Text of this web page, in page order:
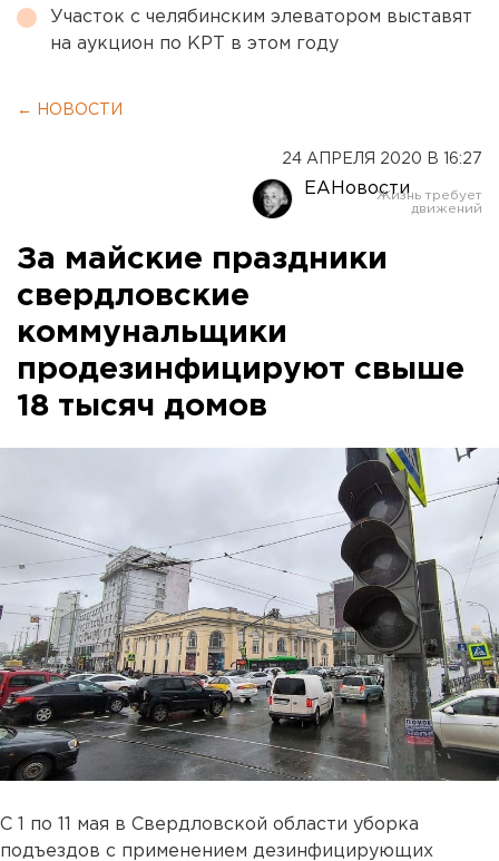
Участок с челябинским элеватором выставят
на аукцион по КРТ в этом году
← НОВОСТИ
24 АПРЕЛЯ 2020 В 16:27
ЕАНовости
За майские праздники
свердловские
коммунальщики
продезинфицируют свыше
18 тысяч домов
С 1 по 11 мая в Свердловской области уборка
подъездов с применением дезинфицирующих